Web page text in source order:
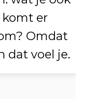
komt er
Omdat
dat voel je.